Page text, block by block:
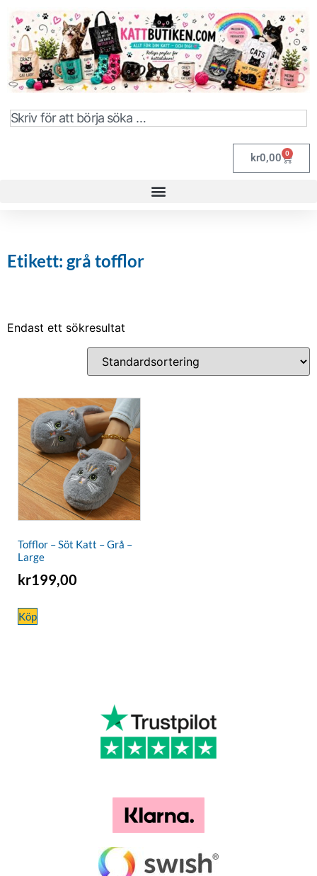
kr0,00 0
Etikett: grå tofflor
Endast ett sökresultat
Tofflor – Söt Katt – Grå –
Large
kr199,00
Köp